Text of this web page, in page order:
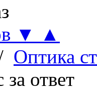
▼
▲
Оптика
ответ